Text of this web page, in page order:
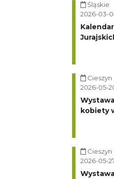
Śląskie
2026-03-
Cieszyn
2026-05-
kobiety
Cieszyn
2026-05-